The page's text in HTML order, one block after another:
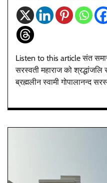
Listen to this article संत समाज
सरस्वती महाराज को
ब्रह्मलीन स्वामी गोपालानन्द